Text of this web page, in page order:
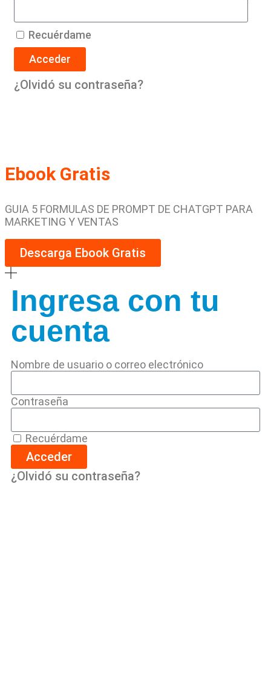
Recuérdame
Acceder
¿Olvidó su contraseña?
Ebook Gratis
GUIA 5 FORMULAS DE PROMPT DE CHATGPT PARA
MARKETING Y VENTAS
Descarga Ebook Gratis
Ingresa con tu
cuenta
Nombre de usuario o correo electrónico
Contraseña
Recuérdame
Acceder
¿Olvidó su contraseña?